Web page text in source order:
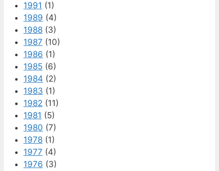
1991 (1)
1989 (4)
1988 (3)
1987 (10)
1986 (1)
1985 (6)
1984 (2)
1983 (1)
1982 (11)
1981 (5)
1980 (7)
1978 (1)
1977 (4)
1976 (3)